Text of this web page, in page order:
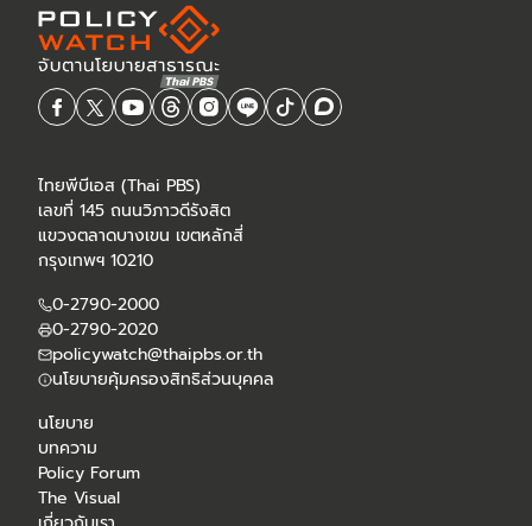
ไทยพีบีเอส (Thai PBS)
เลขที่ 145 ถนนวิภาวดีรังสิต
แขวงตลาดบางเขน เขตหลักสี่
กรุงเทพฯ 10210
0-2790-2000
0-2790-2020
policywatch@thaipbs.or.th
นโยบายคุ้มครองสิทธิส่วนบุคคล
นโยบาย
บทความ
Policy Forum
The Visual